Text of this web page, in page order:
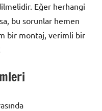
Eğer herhangi
bu sorunlar hemen
bir montaj, verimli bir